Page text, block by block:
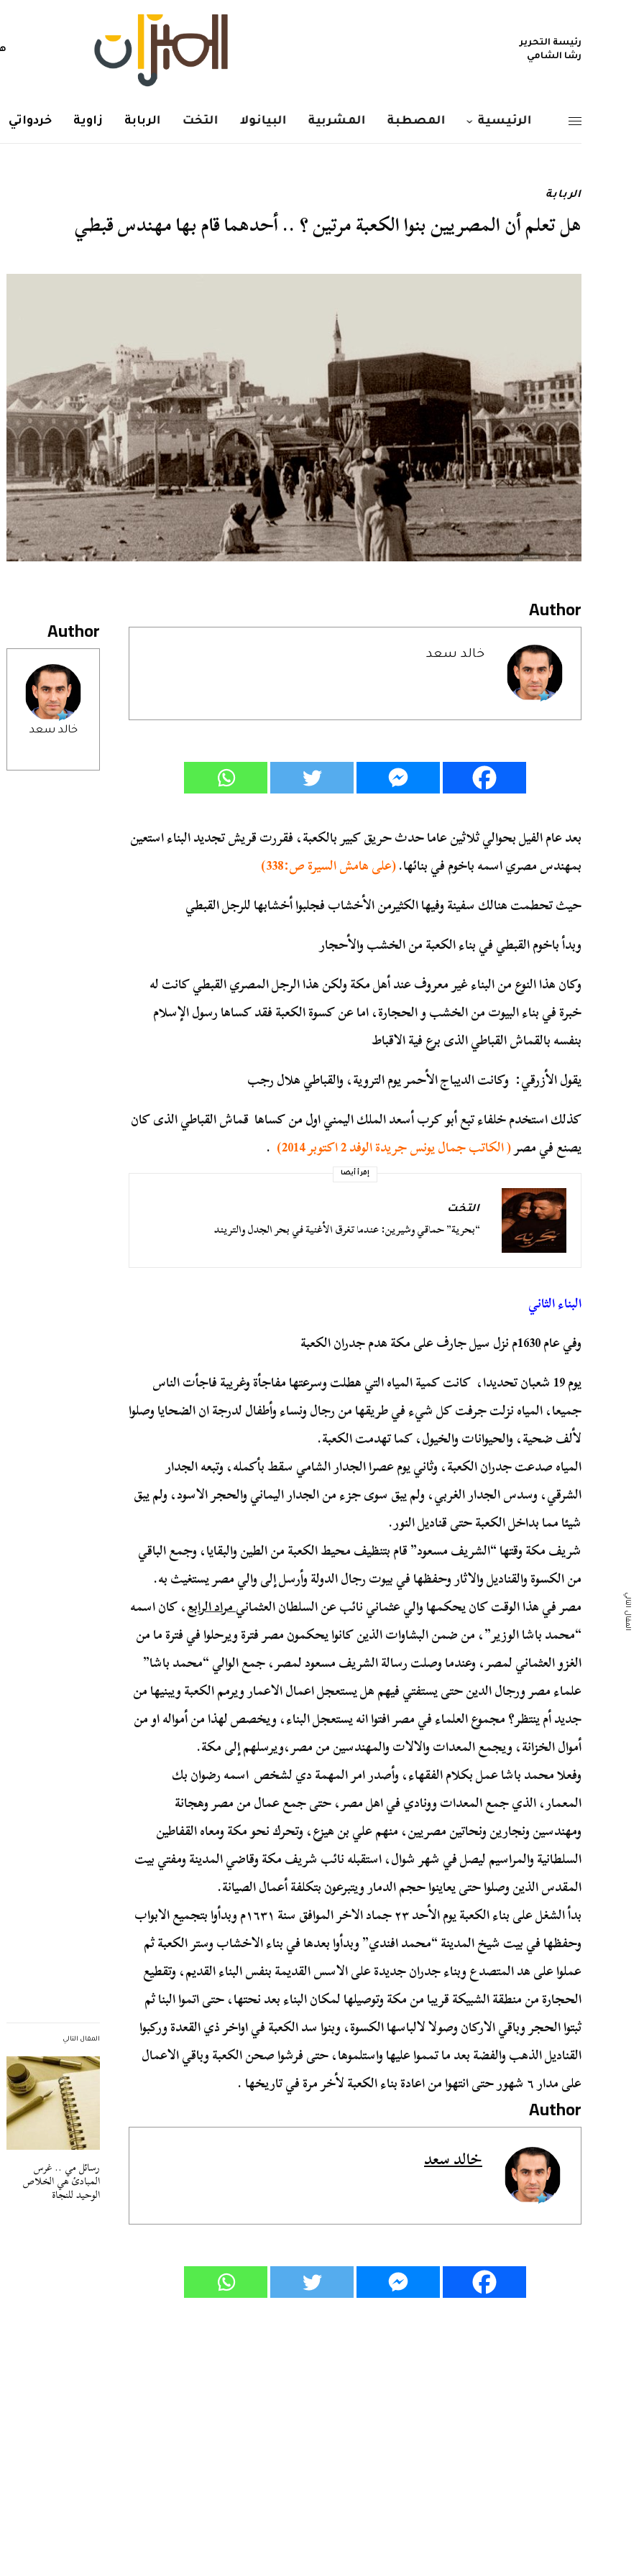
رئيسة التحرير
رشا الشامي
الرئيسية المصطبة المشربية البيانولا التخت الربابة زاوية خردواتي
الربابة
هل تعلم أن المصريين بنوا الكعبة مرتين ؟ .. أحدهما قام بها مهندس قبطي
Author
خالد سعد
المقال التالي
رسائل مي .. غرس
المبادئ هي الخلاص
الوحيد للنجاة
Author
خالد سعد
بعد عام الفيل بحوالي ثلاثين عاما حدث حريق كبير بالكعبة، فقررت قريش تجديد البناء استعين
بمهندس مصري اسمه باخوم في بنائها.(على هامش السيرة ص:338)
حيث تحطمت هنالك سفينة وفيها الكثيرمن الأخشاب فجلبوا أخشابها للرجل القبطي
وبدأ باخوم القبطي في بناء الكعبة من الخشب والأحجار
وكان هذا النوع من البناء غير معروف عند أهل مكة ولكن هذا الرجل المصري القبطي كانت له
خبرة في بناء البيوت من الخشب و الحجارة، اما عن كسوة الكعبة فقد كساها رسول الإسلام
بنفسه بالقماش القباطي الذى برع فية الاقباط
يقول الأزرقي: وكانت الديباج الأحمر يوم التروية، والقباطي هلال رجب
كذلك استخدم خلفاء تبع أبو كرب أسعد الملك اليمني اول من كساها قماش القباطي الذى كان
يصنع في مصر( الكاتب جمال يونس جريدة الوفد 2 اكتوبر 2014) .
إقرأ أيضا
التخت
“بحرية” حماقي وشيرين: عندما تغرق الأغنية في بحر الجدل والتريند
البناء الثاني
وفي عام 1630م نزل سيل جارف على مكة هدم جدران الكعبة
يوم 19 شعبان تحديدا، كانت كمية المياه التي هطلت وسرعتها مفاجأة وغريبة فاجأت الناس
جميعا، المياه نزلت جرفت كل شيء في طريقها من رجال ونساء وأطفال لدرجة ان الضحايا وصلوا
لألف ضحية، والحيوانات والخيول، كما تهدمت الكعبة.
المياه صدعت جدران الكعبة، وثاني يوم عصرا الجدار الشامي سقط بأكمله، وتبعه الجدار
الشرقي، وسدس الجدار الغربي، ولم يبق سوى جزء من الجدار اليماني والحجر الاسود، ولم يبق
شيئا مما بداخل الكعبة حتى قناديل النور.
شريف مكة وقتها “الشريف مسعود” قام بتنظيف محيط الكعبة من الطين والبقايا، وجمع الباقي
من الكسوة والقناديل والاثار وحفظها في بيوت رجال الدولة وأرسل إلى والي مصر يستغيث به.
مصر في هذا الوقت كان يحكمها والي عثماني نائب عن السلطان العثمانيمراد الرابع، كان اسمه
“محمد باشا الوزير”، من ضمن البشاوات الذين كانوا يحكمون مصر فترة ويرحلوا في فترة ما من
الغزو العثماني لمصر، وعندما وصلت رسالة الشريف مسعود لمصر، جمع الوالي “محمد باشا”
علماء مصر ورجال الدين حتى يستفتي فيهم هل يستعجل اعمال الاعمار ويرمم الكعبة ويبنيها من
جديد أم ينتظر؟ مجموع العلماء في مصر افتوا انه يستعجل البناء، ويخصص لهذا من أمواله او من
أموال الخزانة، ويجمع المعدات والالات والمهندسين من مصر،ويرسلهم إلى مكة.
وفعلا محمد باشا عمل بكلام الفقهاء، وأصدر امر المهمة دي لشخص اسمه رضوان بك
المعمار، الذي جمع المعدات وونادي في اهل مصر، حتى جمع عمال من مصر وهجانة
ومهندسين ونجارين ونحاتين مصريين، منهم علي بن هيزع، وتحرك نحو مكة ومعاه القفاطين
السلطانية والمراسيم ليصل في شهر شوال، استقبله نائب شريف مكة وقاضي المدينة ومفتي بيت
المقدس الذين وصلوا حتى يعاينوا حجم الدمار ويتبرعون بتكلفة أعمال الصيانة.
بدأ الشغل على بناء الكعبة يوم الأحد ٢٣ جماد الاخر الموافق سنة ١٦٣١م وبدأوا بتجميع الابواب
وحفظها في بيت شيخ المدينة “محمد افندي” وبدأوا بعدها في بناء الاخشاب وستر الكعبة ثم
عملوا على هد المتصدع وبناء جدران جديدة على الاسس القديمة بنفس البناء القديم، وتقطيع
الحجارة من منطقة الشبيكة قريبا من مكة وتوصيلها لمكان البناء بعد نحتها، حتى اتموا البنا ثم
ثبتوا الحجر وباقي الاركان وصولا لالباسها الكسوة، وبنوا سد الكعبة في اواخر ذي القعدة وركبوا
القناديل الذهب والفضة بعد ما تمموا عليها واستلموها، حتى فرشوا صحن الكعبة وباقي الاعمال
على مدار ٦ شهور حتى انتهوا من اعادة بناء الكعبة لأخر مرة في تاريخها .
Author
خالد سعد
المقال التالي